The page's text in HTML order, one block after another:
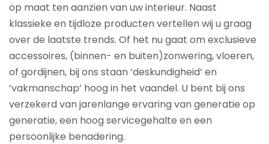
op maat ten aanzien van uw interieur. Naast
klassieke en tijdloze producten vertellen wij u graag
over de laatste trends. Of het nu gaat om exclusieve
accessoires, (binnen- en buiten)zonwering, vloeren,
of gordijnen, bij ons staan ‘deskundigheid’ en
‘vakmanschap’ hoog in het vaandel. U bent bij ons
verzekerd van jarenlange ervaring van generatie op
generatie, een hoog servicegehalte en een
persoonlijke benadering.